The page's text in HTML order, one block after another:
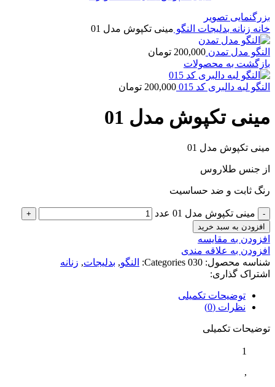
بزرگنمایی تصویر
خانه زنانه بدلیجات النگو مینی تکپوش مدل 01
النگو مدل تمدن 200,000 تومان
بازگشت به محصولات
النگو لبه دالبری کد 015 200,000 تومان
مینی تکپوش مدل 01
مینی تکپوش مدل 01
از جنس طلاروس
رنگ ثابت و ضد حساسیت
مینی تکپوش مدل 01 عدد
افزودن به سبد خرید
افزودن به مقایسه
افزودن به علاقه مندی
شناسه محصول: 030
Categories: النگو, بدلیجات, زنانه
اشتراک گذاری:
توضیحات تکمیلی
نظرات (0)
توضیحات تکمیلی
1
,